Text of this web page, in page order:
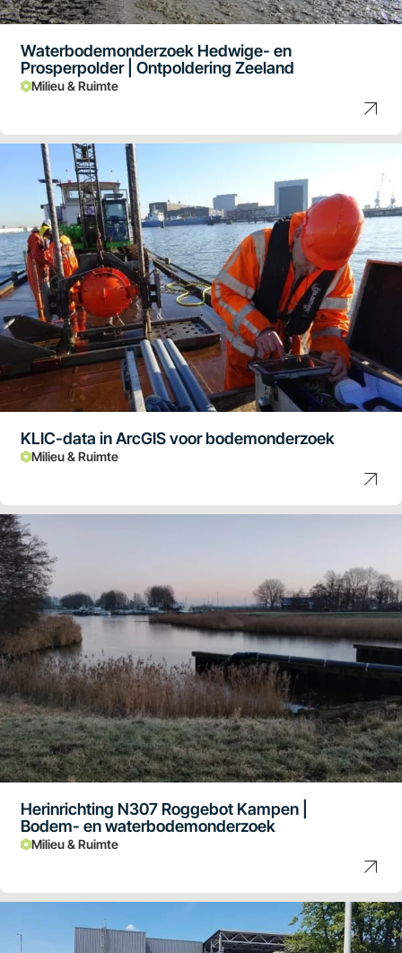
Waterbodemonderzoek Hedwige- en
Prosperpolder | Ontpoldering Zeeland
Milieu & Ruimte
KLIC-data in ArcGIS voor bodemonderzoek
Milieu & Ruimte
Herinrichting N307 Roggebot Kampen |
Bodem- en waterbodemonderzoek
Milieu & Ruimte